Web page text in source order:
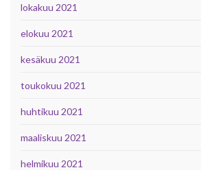
lokakuu 2021
elokuu 2021
kesäkuu 2021
toukokuu 2021
huhtikuu 2021
maaliskuu 2021
helmikuu 2021